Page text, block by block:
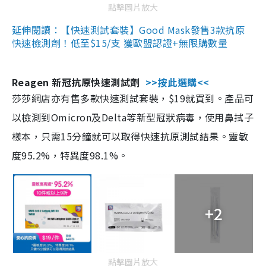
點擊圖片放大
延伸閱讀：【快速測試套裝】Good Mask發售3款抗原
快速檢測劑！低至$15/支 獲歐盟認證+無限購數量
Reagen 新冠抗原快速測試劑 >>按此選購<<
莎莎網店亦有售多款快速測試套裝，$19就買到。產品可
以檢測到Omicron及Delta等新型冠狀病毒，使用鼻拭子
樣本，只需15分鐘就可以取得快速抗原測試結果。靈敏
度95.2%，特異度98.1%。
+2
點擊圖片放大